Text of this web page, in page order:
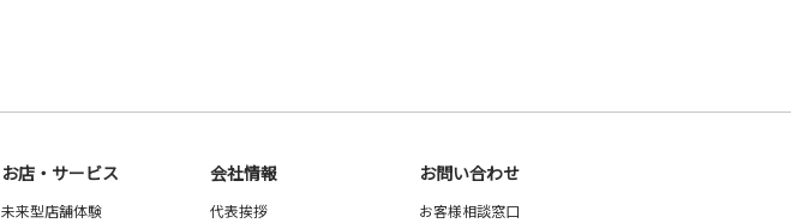
お店・サービス
未来型店舗体験
会社情報
代表挨拶
お問い合わせ
お客様相談窓口